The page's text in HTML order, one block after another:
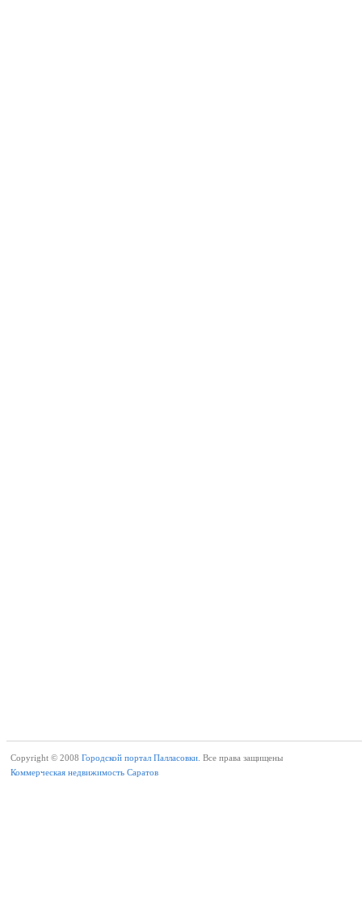
Copyright © 2008 Городской портал Палласовки. Все права защищены
Коммерческая недвижимость Саратов